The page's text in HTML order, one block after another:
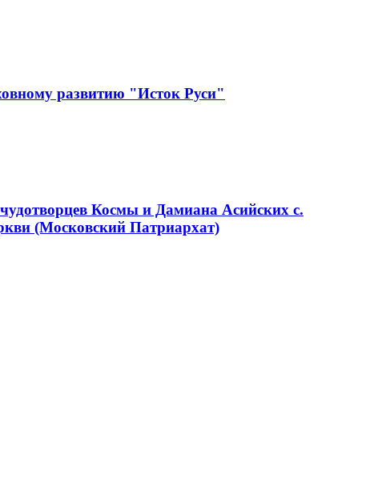
развитию "Исток Руси"
Космы и Дамиана Асийских с.
(Московский Патриархат)